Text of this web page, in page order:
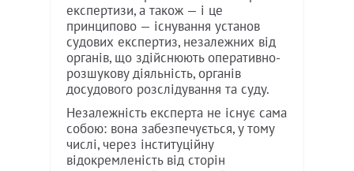
експертизи, а також — і це
принципово — існування установ
судових експертиз, незалежних від
органів, що здійснюють оперативно-
розшукову діяльність, органів
досудового розслідування та суду.
Незалежність експерта не існує сама
собою: вона забезпечується, у тому
числі, через інституційну
відокремленість від сторін